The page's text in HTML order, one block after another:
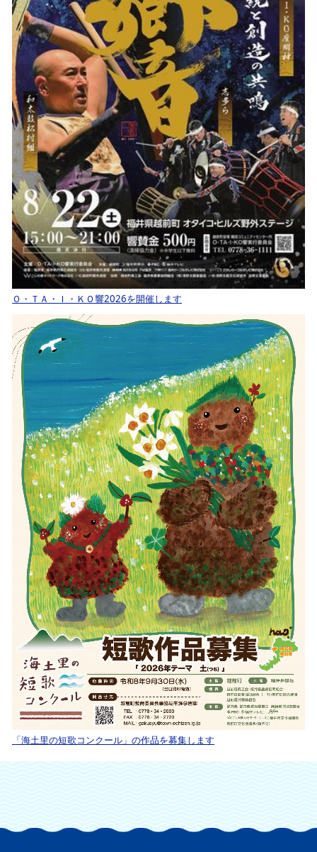
Ｏ・ＴＡ・Ｉ・ＫＯ響2026を開催します
「海土里の短歌コンクール」の作品を募集します